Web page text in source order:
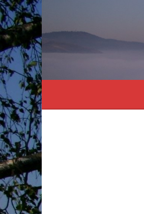
zum
Inhalt